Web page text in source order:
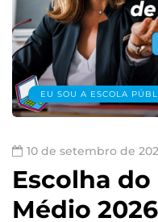
EU SOU A ESCOLA
10 de setembro de
Escolha do
Médio